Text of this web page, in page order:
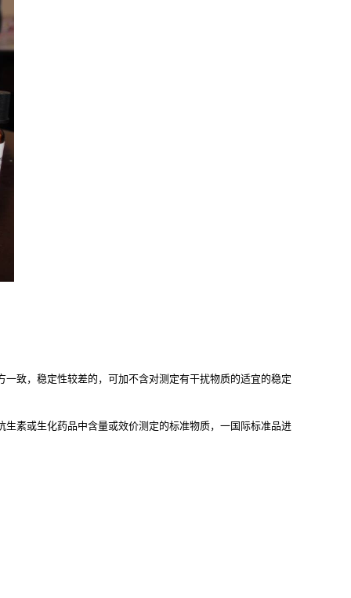
一致，稳定性较差的，可加不含对测定有干扰物质的适宜的稳定
素或生化药品中含量或效价测定的标准物质，一国际标准品进